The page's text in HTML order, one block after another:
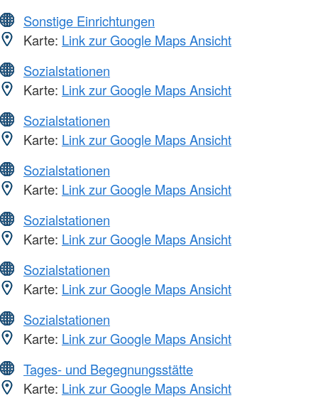
Sonstige Einrichtungen
Karte: Link zur Google Maps Ansicht
Sozialstationen
Karte: Link zur Google Maps Ansicht
Sozialstationen
Karte: Link zur Google Maps Ansicht
Sozialstationen
Karte: Link zur Google Maps Ansicht
Sozialstationen
Karte: Link zur Google Maps Ansicht
Sozialstationen
Karte: Link zur Google Maps Ansicht
Sozialstationen
Karte: Link zur Google Maps Ansicht
Tages- und Begegnungsstätte
Karte: Link zur Google Maps Ansicht